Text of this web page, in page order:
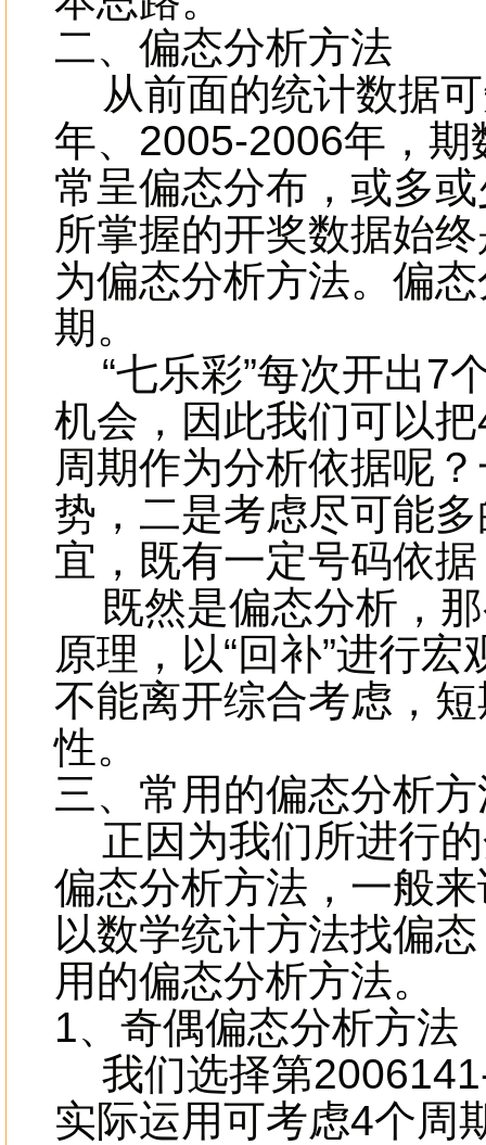
二、偏态分析方法
从前面的统计数据可
年、2005-2006年，
常呈偏态分布，或多
所掌握的开奖数据始
为偏态分析方法。偏
期。
“七乐彩”每次开出7
机会，因此我们可以
周期作为分析依据呢
势，二是考虑尽可能
宜，既有一定号码依
既然是偏态分析，那
原理，以“回补”进行
不能离开综合考虑，
性。
三、常用的偏态分析
正因为我们所进行的
偏态分析方法，一般
以数学统计方法找偏
用的偏态分析方法。
1、奇偶偏态分析方法
我们选择第
实际运用可考虑4个周